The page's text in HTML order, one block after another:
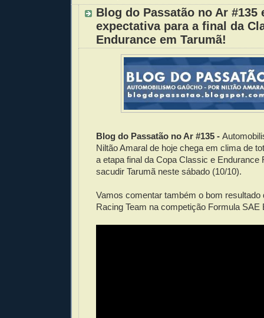
Blog do Passatão no Ar #135
expectativa para a final da
Endurance em Tarumã!
Blog do Passatão no Ar #135 -
Niltão Amaral de hoje chega em clima de
a etapa final da Copa Classic e Endurance
sacudir Tarumã neste sábado (10/10).
Vamos comentar também o bom resultado
Racing Team na competição Formula SAE